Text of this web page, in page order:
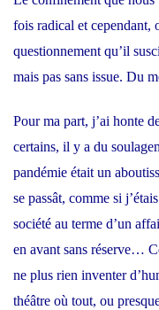
fois radical et cependant,
questionnement qu’il
mais pas sans issue. Du
Pour ma part, j’ai honte
certains, il y a du
pandémie était un
se passât, comme si
société au terme d’un
en avant sans réserve…
ne plus rien inventer
théâtre où tout, ou